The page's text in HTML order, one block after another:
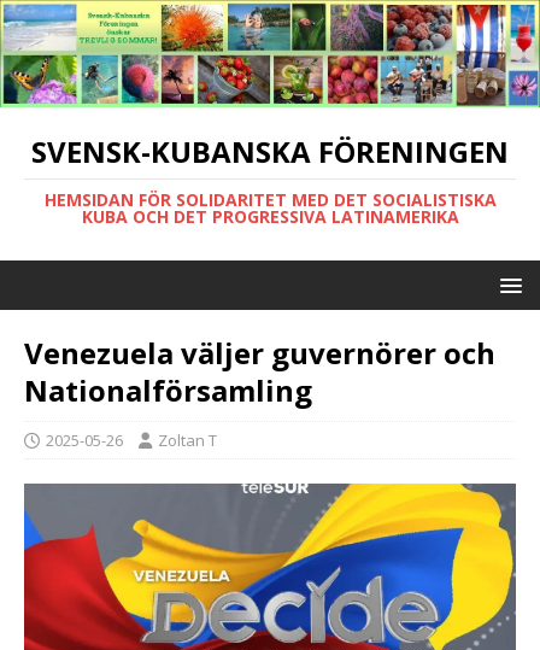
SVENSK-KUBANSKA FÖRENINGEN
HEMSIDAN FÖR SOLIDARITET MED DET SOCIALISTISKA
KUBA OCH DET PROGRESSIVA LATINAMERIKA
Venezuela väljer guvernörer och
Nationalförsamling
2025-05-26 Zoltan T